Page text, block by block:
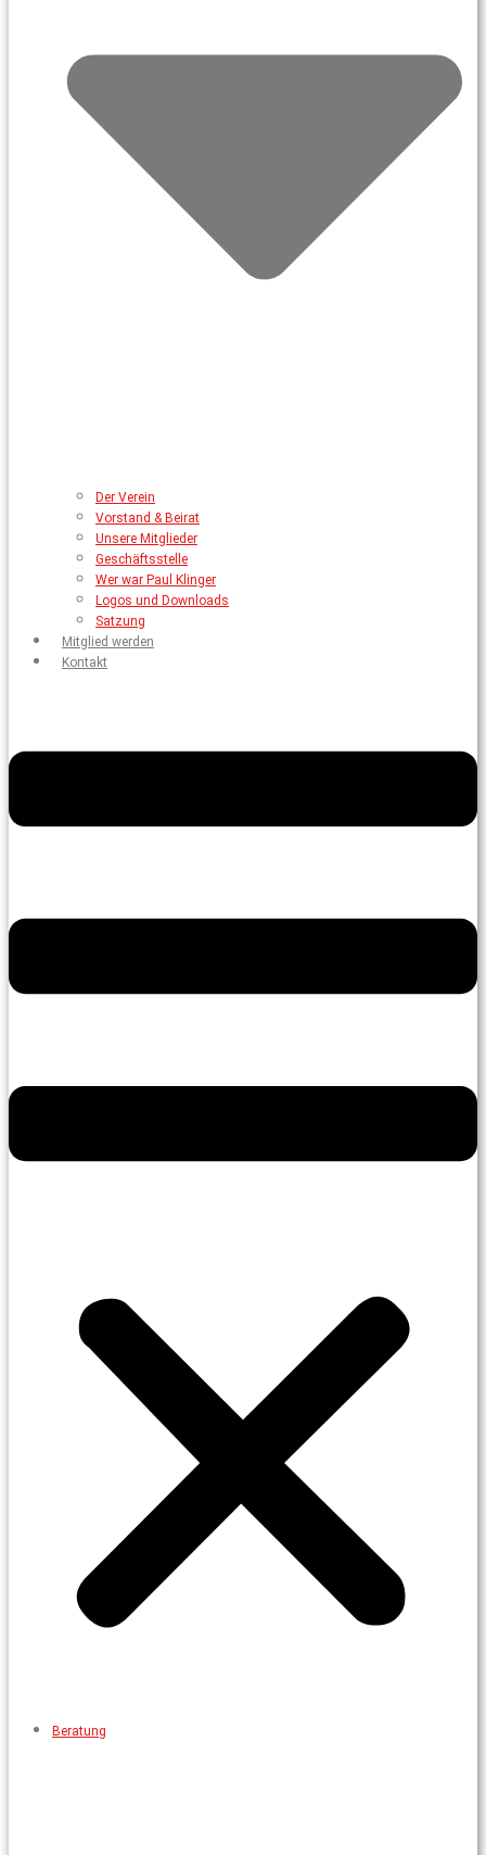
Der Verein
Vorstand & Beirat
Unsere Mitglieder
Geschäftsstelle
Wer war Paul Klinger
Logos und Downloads
Satzung
Mitglied werden
Kontakt
Beratung